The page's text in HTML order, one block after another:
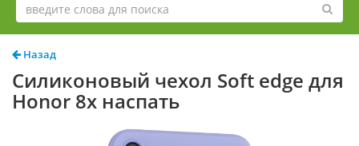
Назад
Силиконовый чехол Soft edge для
Honor 8x наспать